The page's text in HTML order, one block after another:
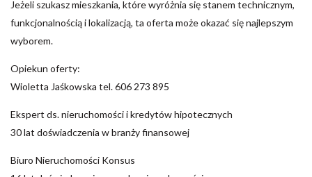
Jeżeli szukasz mieszkania, które wyróżnia się stanem technicznym,
funkcjonalnością i lokalizacją, ta oferta może okazać się najlepszym
wyborem.
Opiekun oferty:
Wioletta Jaśkowska tel. 606 273 895
Ekspert ds. nieruchomości i kredytów hipotecznych
30 lat doświadczenia w branży finansowej
Biuro Nieruchomości Konsus